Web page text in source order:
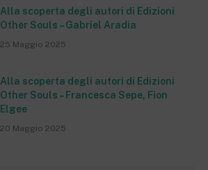
Alla scoperta degli autori di Edizioni
Other Souls – Gabriel Aradia
25 Maggio 2025
Alla scoperta degli autori di Edizioni
Other Souls – Francesca Sepe, Fion
Elgee
20 Maggio 2025